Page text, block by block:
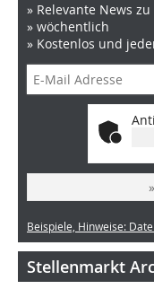
» Relevante News
» wöchentlich
» Kostenlos und
Beispiele, Hinweise:
Stellenmarkt